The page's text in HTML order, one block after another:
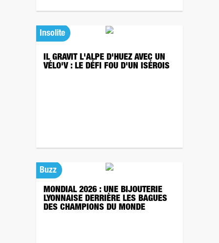
Insolite
IL GRAVIT L'ALPE D'HUEZ AVEC UN
VÉLO'V : LE DÉFI FOU D'UN ISÉROIS
Buzz
MONDIAL 2026 : UNE BIJOUTERIE
LYONNAISE DERRIÈRE LES BAGUES
DES CHAMPIONS DU MONDE